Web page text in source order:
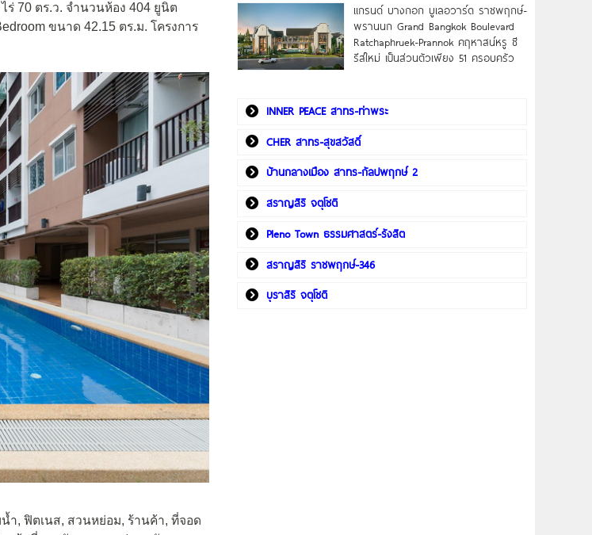
ร่ 70 ตร.ว. จำนวนห้อง 404 ยูนิต
ขนาด 42.15 ตร.ม. โครงการ
น้ำ, ฟิตเนส, สวนหย่อม, ร้านค้า, ที่จอด
แกรนด์ บางกอก บูเลอวาร์ด ราชพฤกษ์-
พรานนก Grand Bangkok Boulevard
Ratchaphruek-Prannok คฤหาสน์หรู ซี
รีส์ใหม่ เป็นส่วนตัวเพียง 51 ครอบครัว
INNER PEACE สาทร-ท่าพระ
CHER สาทร-สุขสวัสดิ์
บ้านกลางเมือง สาทร-กัลปพฤกษ์ 2
สราญสิริ จตุโชติ
Pleno Town ธรรมศาสตร์-รังสิต
สราญสิริ ราชพฤกษ์-346
บุราสิริ จตุโชติ